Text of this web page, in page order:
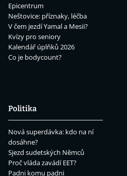
Epicentrum
Neštovice: příznaky, léčba
V čem jezdí Yamal a Mesii?
Kvízy pro seniory
Kalendář úplňků 2026
Co je bodycount?
Politika
Nová superdávka: kdo na ní
dosáhne?
Sjezd sudetských Němců
Proč vláda zavádí EET?
Padni komu padni